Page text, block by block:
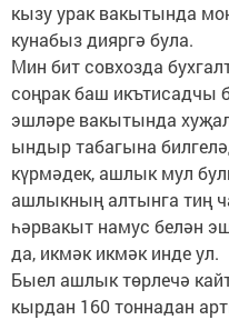
кызу урак вакытында
кунабыз дияргә була.
Мин бит совхозда
соңрак баш
эшләре вакытында
ындыр табагына
күрмәдек, ашлык мул
ашлыкның алтынга тиң
һәрвакыт намус белән
да, икмәк икмәк инде ул.
Быел ашлык төрлечә
кырдан 160 тоннадан